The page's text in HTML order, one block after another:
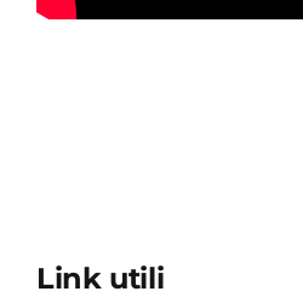
Link utili